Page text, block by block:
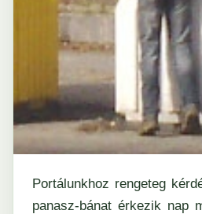
Portálunkhoz rengeteg
panasz-bánat érkezik nap